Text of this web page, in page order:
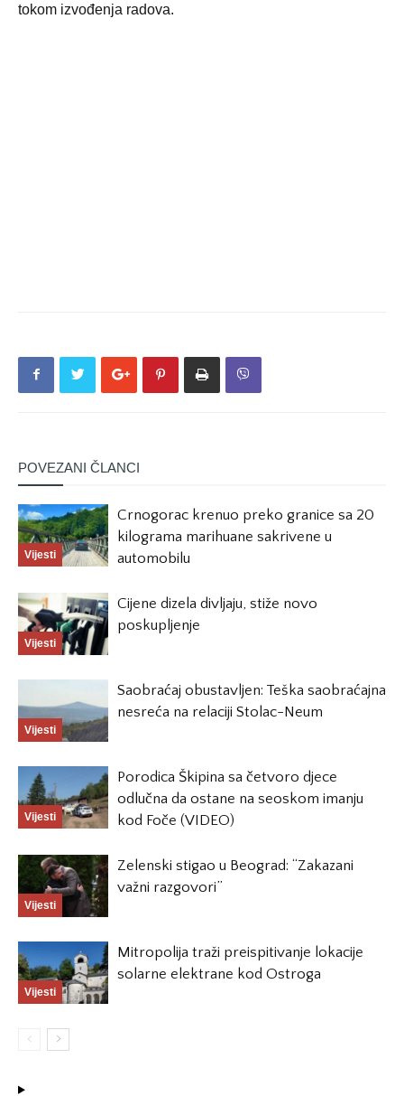
tokom izvođenja radova.
POVEZANI ČLANCI
Vijesti
Crnogorac krenuo preko granice sa 20
kilograma marihuane sakrivene u
automobilu
Vijesti
Cijene dizela divljaju, stiže novo
poskupljenje
Vijesti
Saobraćaj obustavljen: Teška saobraćajna
nesreća na relaciji Stolac-Neum
Vijesti
Porodica Škipina sa četvoro djece
odlučna da ostane na seoskom imanju
kod Foče (VIDEO)
Vijesti
Zelenski stigao u Beograd: “Zakazani
važni razgovori”
Vijesti
Mitropolija traži preispitivanje lokacije
solarne elektrane kod Ostroga